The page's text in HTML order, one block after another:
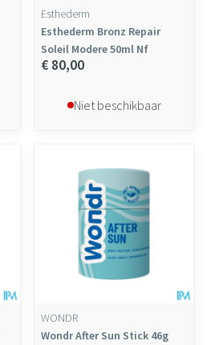
Esthederm
Esthederm Bronz Repair
Soleil Modere 50ml Nf
€ 80,00
Niet beschikbaar
WONDR
Wondr After Sun Stick 46g